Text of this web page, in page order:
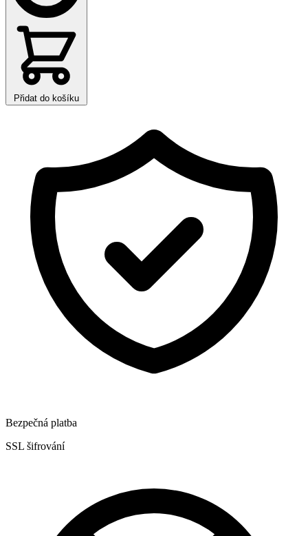
Přidat do košíku
Bezpečná platba
SSL šifrování